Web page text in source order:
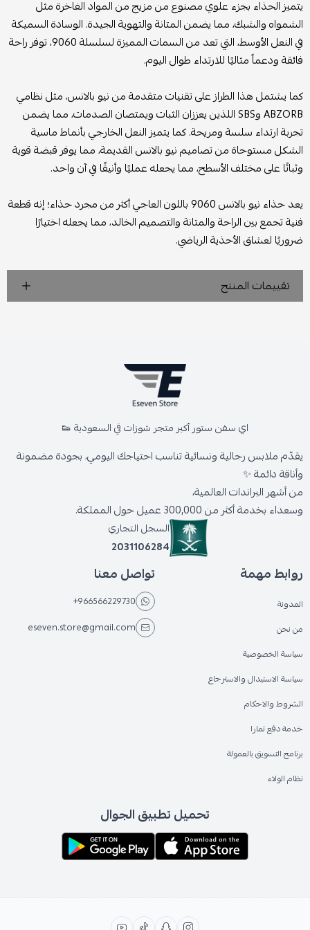
يتميز الحذاء بجزء علوي مصنوع من مزيج من المواد الفاخرة مثل
الشمواه والشبك، مما يضمن المتانة والتهوية الجيدة. الوسادة السميكة
في النعل الأوسط، التي تعد من السمات المميزة لسلسلة 9060، توفر راحة
فائقة ودعماً مثاليًا للارتداء طوال اليوم.
كما يشتمل هذا الطراز على تقنيات متقدمة من نيو بالانس، مثل نظامي
ABZORB وSBS اللذين يعززان الثبات ويمتصان الصدمات، مما يضمن
تجربة ارتداء سلسة ومريحة. كما يتميز النعل الخارجي بأنماط ماسية
الشكل مستوحاة من تصاميم نيو بالانس القديمة، مما يوفر قبضة قوية
وثباتًا على مختلف الأسطح، مما يجعله عمليًا وأنيقًا في آن واحد.
يعد حذاء نيو بالانس 9060 باللون العاجي أكثر من مجرد حذاء؛ إنه قطعة
فنية تجمع بين الراحة والمتانة والتصميم الخالد، مما يجعله اختيارًا
ضروريًا لعشاق الأحذية الرياضي.
تقييمات المنتج
اي سفن ستور أكبر متجر شوزات في السعودية 👟
يقدّم ملابس رجالية ونسائية تناسب احتياجك اليومي، بجودة مضمونة
وأناقة دائمة ✨
من أشهر البراندات العالمية،
وسعداء بخدمة أكثر من 300,000 عميل حول المملكة.
السجل التجاري
2031106284
روابط مهمة
المدونة
من نحن
سياسة الخصوصية
سياسة الاستبدال والاسترجاع
الشروط والاحكام
خدمة دفع تمارا
برنامج التسويق بالعمولة
نظام الولاء
تواصل معنا
+966566229730
eseven.store@gmail.com
تحميل تطبيق الجوال